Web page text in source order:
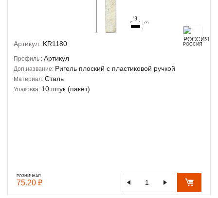
Артикул: KR1180 РОССИЯ
Профиль : Артикул
Доп.название: Ригель плоский с пластиковой ручкой
Материал: Сталь
Упаковка: 10 штук (пакет)
РОЗНИЧНАЯ
75.20 ₽